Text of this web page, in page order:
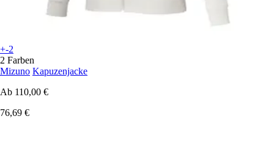
+-2
2 Farben
Mizuno Kapuzenjacke
Ab 110,00 €
76,69 €